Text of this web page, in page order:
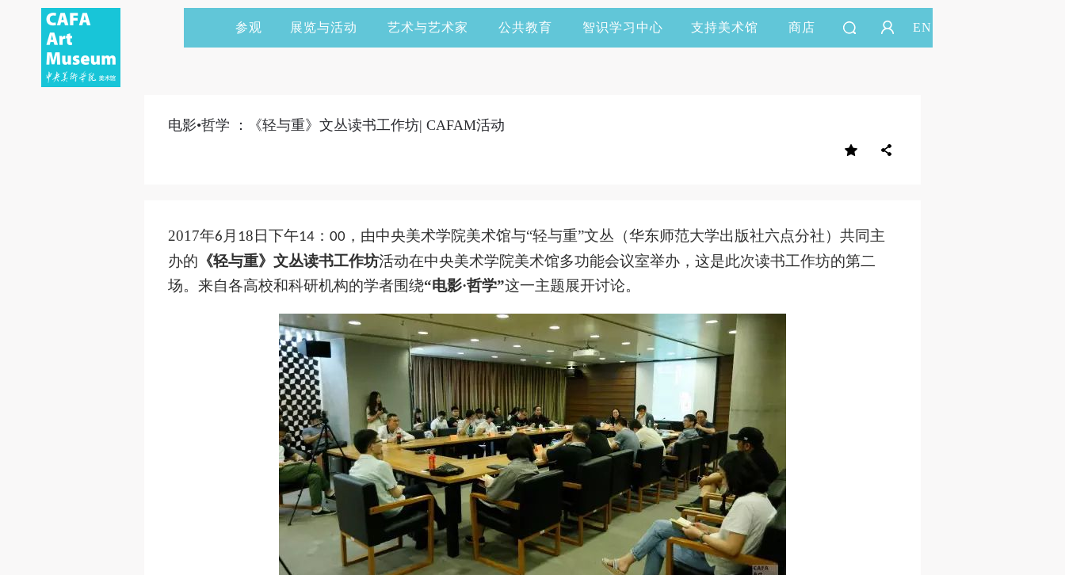
参观 展览与活动 艺术与艺术家 公共教育 智识学习中心 支持美术馆 商店 EN
举办活动
电影•哲学 ：《轻与重》文丛读书工作坊| CAFAM活动
2017年6 月 18 日下午14 ： 00 ，由中央美术学院美术馆与“轻与重”文丛（华东师范大学出版社六点分社）共同主
办的 《轻与重》文丛读书工作坊活动在中央美术学院美术馆多功能会议室举办，这是此次读书工作坊的第二
场。来自各高校和科研机构的学者围绕“电影·哲学”这一主题展开讨论。